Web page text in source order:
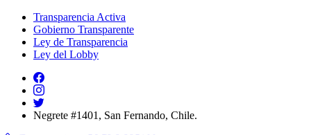
Transparencia Activa
Gobierno Transparente
Ley de Transparencia
Ley del Lobby
Negrete #1401, San Fernando, Chile.